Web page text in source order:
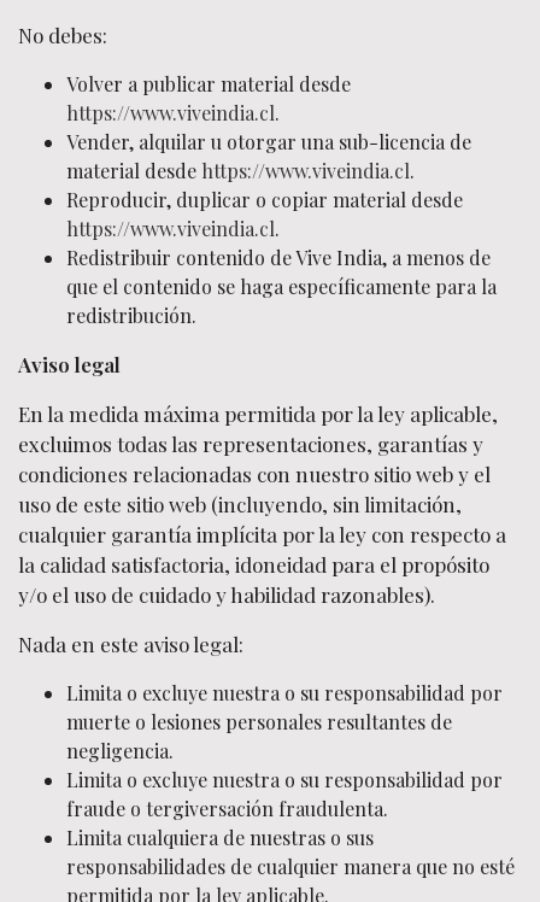
No debes:
Volver a publicar material desde
https://www.viveindia.cl.
Vender, alquilar u otorgar una sub-licencia de
material desde https://www.viveindia.cl.
Reproducir, duplicar o copiar material desde
https://www.viveindia.cl.
Redistribuir contenido de Vive India, a menos de
que el contenido se haga específicamente para la
redistribución.
Aviso legal
En la medida máxima permitida por la ley aplicable,
excluimos todas las representaciones, garantías y
condiciones relacionadas con nuestro sitio web y el
uso de este sitio web (incluyendo, sin limitación,
cualquier garantía implícita por la ley con respecto a
la calidad satisfactoria, idoneidad para el propósito
y/o el uso de cuidado y habilidad razonables).
Nada en este aviso legal:
Limita o excluye nuestra o su responsabilidad por
muerte o lesiones personales resultantes de
negligencia.
Limita o excluye nuestra o su responsabilidad por
fraude o tergiversación fraudulenta.
Limita cualquiera de nuestras o sus
responsabilidades de cualquier manera que no esté
permitida por la ley aplicable.